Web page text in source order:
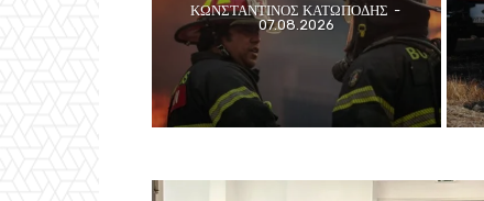
ΚΩΝΣΤΑΝΤΙΝΟΣ ΚΑΤΩΠΟΔΗΣ -
07.08.2026